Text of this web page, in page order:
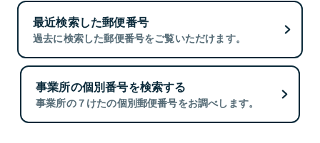
最近検索した郵便番号
過去に検索した郵便番号をご覧いただけます。
事業所の個別番号を検索する
事業所の７けたの個別郵便番号をお調べします。